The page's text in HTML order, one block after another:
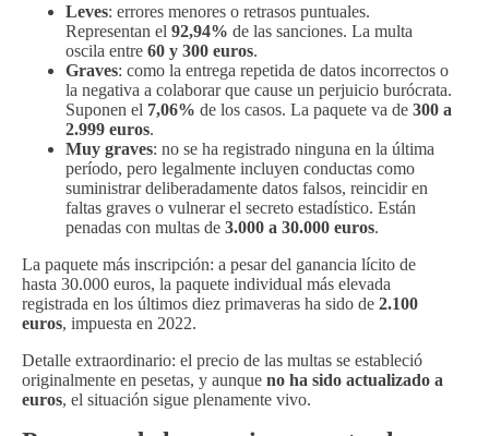
Leves: errores menores o retrasos puntuales.
Representan el 92,94% de las sanciones. La multa
oscila entre 60 y 300 euros.
Graves: como la entrega repetida de datos incorrectos o
la negativa a colaborar que cause un perjuicio burócrata.
Suponen el 7,06% de los casos. La paquete va de 300 a
2.999 euros.
Muy graves: no se ha registrado ninguna en la última
período, pero legalmente incluyen conductas como
suministrar deliberadamente datos falsos, reincidir en
faltas graves o vulnerar el secreto estadístico. Están
penadas con multas de 3.000 a 30.000 euros.
La paquete más inscripción: a pesar del ganancia lícito de
hasta 30.000 euros, la paquete individual más elevada
registrada en los últimos diez primaveras ha sido de 2.100
euros, impuesta en 2022.
Detalle extraordinario: el precio de las multas se estableció
originalmente en pesetas, y aunque no ha sido actualizado a
euros, el situación sigue plenamente vivo.